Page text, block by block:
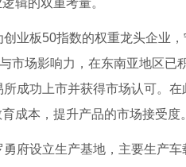
辑的双重考量。
业板50指数的权重龙头企业
市场影响力，在东南亚地区已
成功上市并获得市场认可。在
成本，提升产品的市场接受度。
府设立生产基地，主要生产车